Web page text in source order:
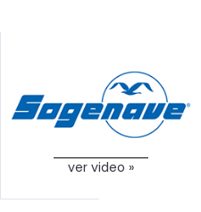
ver video »